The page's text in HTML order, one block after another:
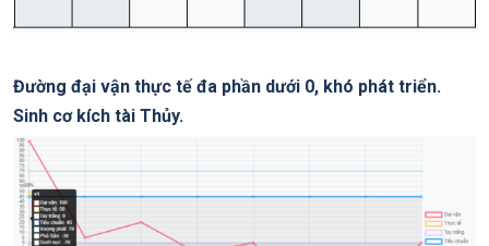
Đường đại vận thực tế đa phần dưới 0, khó phát triển.
Sinh cơ kích tài Thủy.